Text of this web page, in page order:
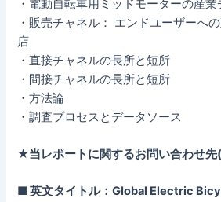
・電動自転車用ミッドモーターの産業
・販売チャネル： エンドユーザーへ
店
・直接チャネルの長所と短所
・間接チャネルの長所と短所
・方法論
・調査プロセスとデータソース
★当レポートに関するお問い合わせ
■ 英文タイトル：Global Electric